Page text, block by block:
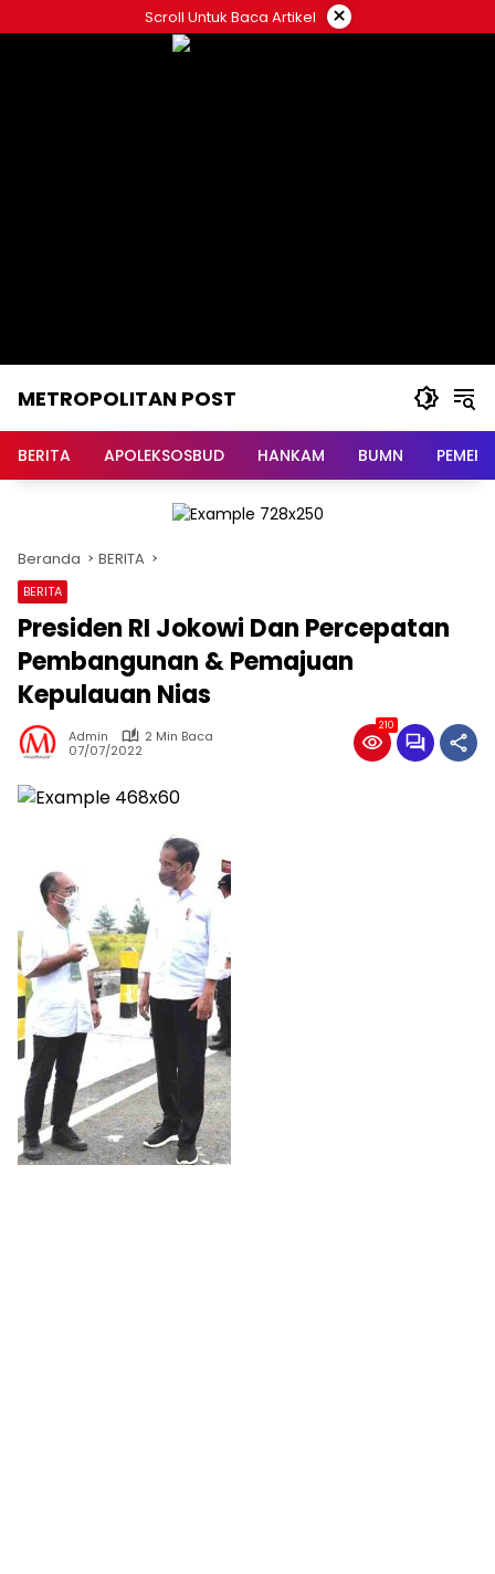
ke
Scroll Untuk Baca Artikel ×
METROPOLITAN POST
BERITA APOLEKSOSBUD HANKAM BUMN
Beranda BERITA
BERITA
Presiden RI Jokowi Dan Percepatan
Pembangunan & Pemajuan
Kepulauan Nias
Admin
2 Min Baca
07/07/2022
210